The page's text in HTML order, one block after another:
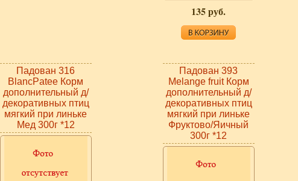
135 руб.
Падован 316
BlancPatee Корм
дополнительный д/
декоративных птиц
мягкий при линьке
Мед 300г *12
Падован 393
Melange fruit Корм
дополнительный д/
декоративных птиц
мягкий при линьке
Фруктово/Яичный
300г *12